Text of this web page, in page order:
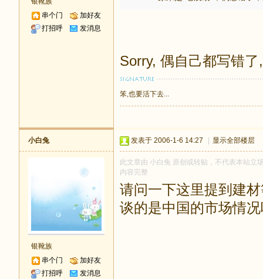
串个门
加好友
打招呼
发消息
Sorry, 偶自己都写错
笨,也要活下去...
小白兔
银靴族
串个门
加好友
打招呼
发消息
发表于 2006-1-6 14:27 显示全部楼层
此文章由 小白兔 原创或转贴，不代表本站立
内容完整
请问一下这里提到建
谈的是中国的市场情